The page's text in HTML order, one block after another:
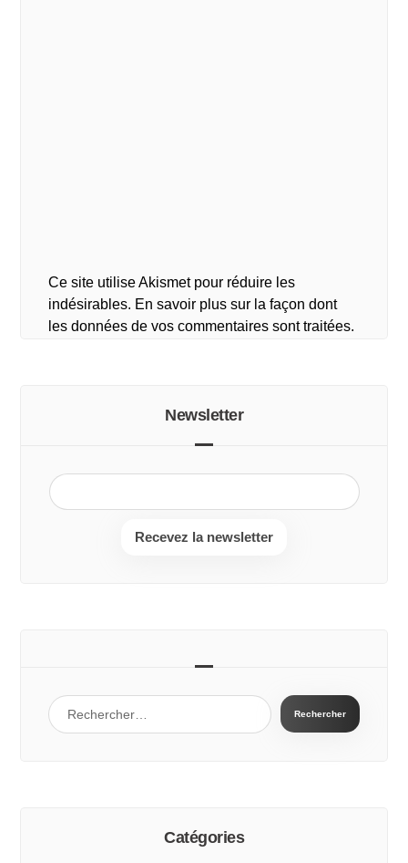
Ce site utilise Akismet pour réduire les
indésirables. En savoir plus sur la façon dont
les données de vos commentaires sont traitées.
Newsletter
Recevez la newsletter
Catégories